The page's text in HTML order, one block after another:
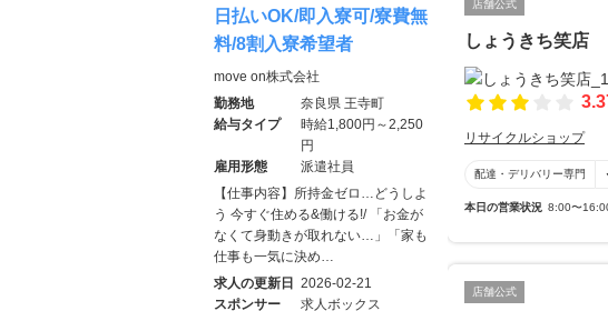
店舗公式
しょうきち笑店
リサイクルショップ
配達・デリバリー専門
本日の営業状況 8:00〜
店舗公式
日払いOK/即入寮可/寮費無
料/8割入寮希望者
move on株式会社
勤務地
奈良県 王寺町
給与タイプ
時給1,800円～2,250
円
雇用形態
派遣社員
【仕事内容】所持金ゼロ…どうしよ
う 今すぐ住める&働ける!/ 「お金が
なくて身動きが取れない…」「家も
仕事も一気に決め…
求人の更新日
2026-02-21
スポンサー
求人ボックス